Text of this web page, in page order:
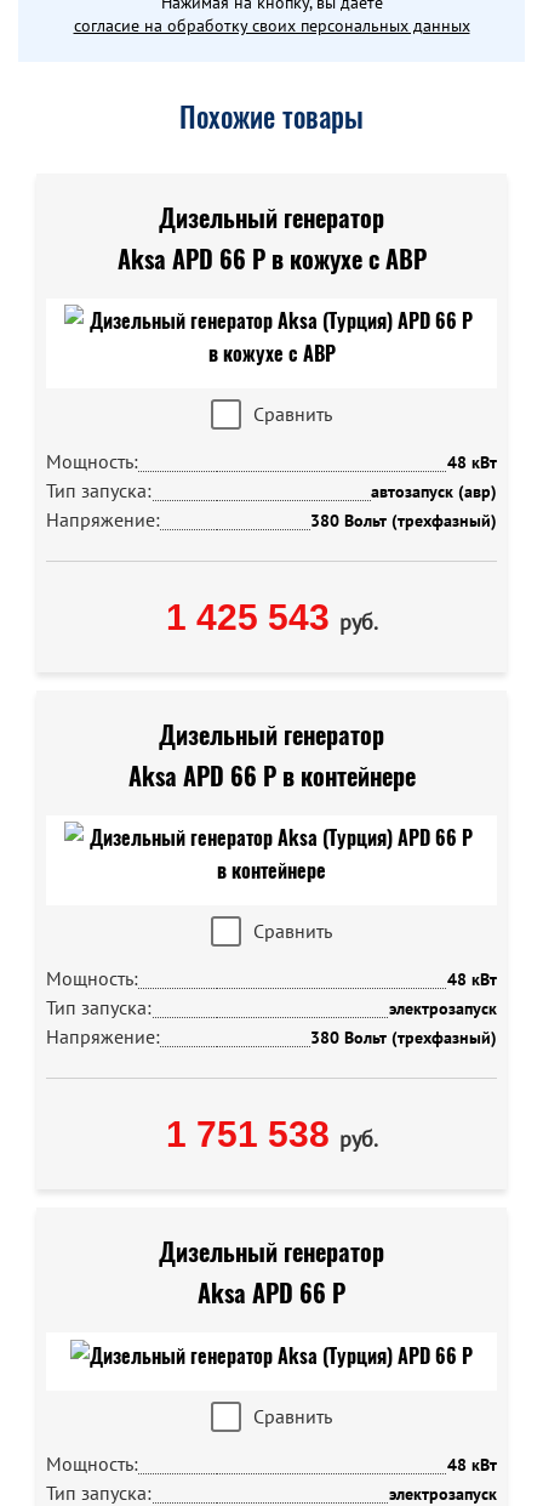
согласие на обработку своих персональных данных
Похожие товары
Дизельный генератор
Aksa APD 66 P в кожухе с АВР
Сравнить
Мощность:
48 кВт
Тип запуска: автозапуск (авр)
Напряжение: 380 Вольт (трехфазный)
1 425 543 руб.
Дизельный генератор
Aksa APD 66 P в контейнере
Сравнить
Мощность:
48 кВт
Тип запуска: электрозапуск
Напряжение: 380 Вольт (трехфазный)
1 751 538 руб.
Дизельный генератор
Aksa APD 66 P
Сравнить
Мощность:
48 кВт
Тип запуска: электрозапуск